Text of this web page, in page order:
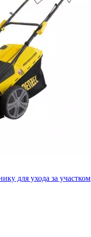
для ухода за участком